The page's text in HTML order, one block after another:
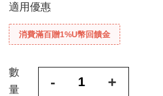
適用優惠
消費滿百贈1%U幣回饋金
數
量
- +